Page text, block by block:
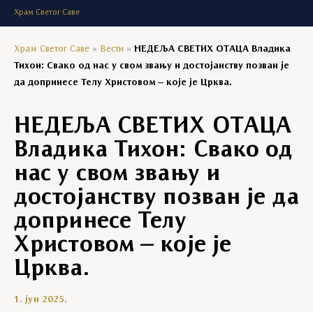
Храм Светог Саве
Храм Светог Саве » Вести » НЕДЕЉА СВЕТИХ ОТАЦА Владика
Тихон: Свако од нас у свом звању и достојанству позван је
да допринесе Телу Христовом – које је Црква.
НЕДЕЉА СВЕТИХ ОТАЦА
Владика Тихон: Свако од
нас у свом звању и
достојанству позван је да
допринесе Телу
Христовом – које је
Црква.
1. јун 2025.